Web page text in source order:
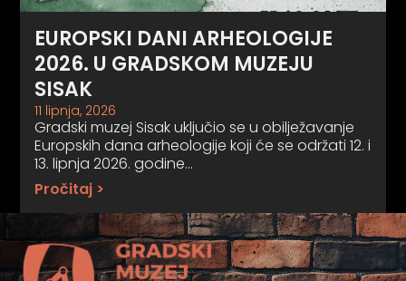
EUROPSKI DANI ARHEOLOGIJE
2026. U GRADSKOM MUZEJU
SISAK
11 lipnja, 2026
Gradski muzej Sisak uključio se u obilježavanje
Europskih dana arheologije koji će se održati 12. i
13. lipnja 2026. godine…
Pročitaj >